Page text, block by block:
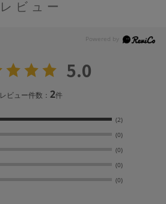
レビュー
5.0
レビュー件数：2件
(2)
(0)
(0)
(0)
(0)